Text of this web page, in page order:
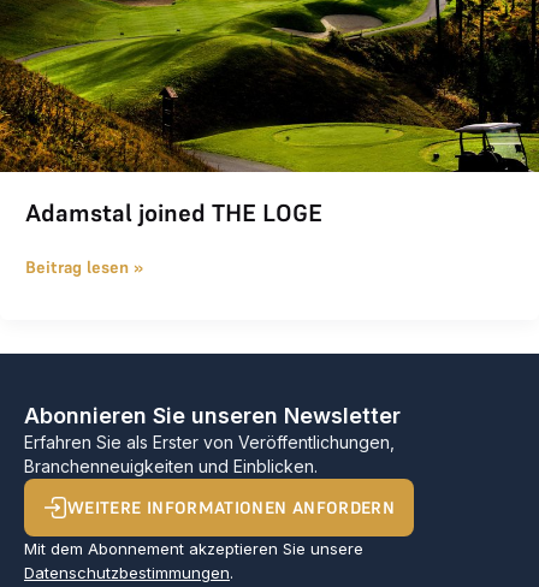
Adamstal joined THE LOGE
Beitrag lesen »
Abonnieren Sie unseren Newsletter
Erfahren Sie als Erster von Veröffentlichungen,
Branchenneuigkeiten und Einblicken.
WEITERE INFORMATIONEN ANFORDERN
Mit dem Abonnement akzeptieren Sie unsere
Datenschutzbestimmungen.